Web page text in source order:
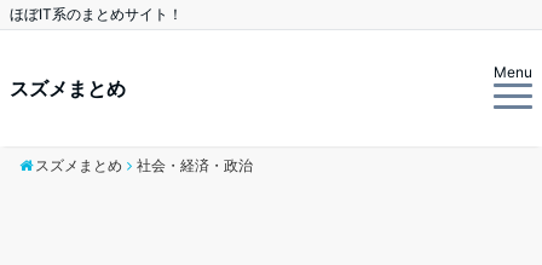
ほぼIT系のまとめサイト！
スズメまとめ
Menu
スズメまとめ 社会・経済・政治